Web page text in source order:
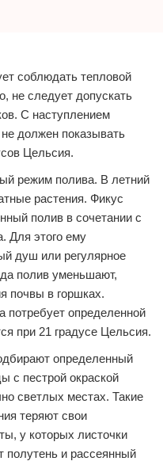
соблюдать тепловой
не следует допускать
С наступлением
должен показывать
Цельсия.
режим полива. В летний
растения. Фикус
полив в сочетании с
Для этого ему
душ или регулярное
полив уменьшают,
почвы в горшках.
определенной
при 21 градусе Цельсия.
определенный
с пестрой окраской
светлых местах. Такие
теряют свои
у которых листочки
полутень и рассеянный